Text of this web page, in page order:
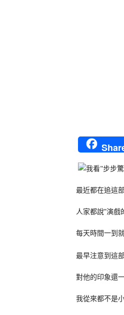
最近都在追這
人家都說”演戲
每天時間一到
最早注意到這
對他的印象還
我從來都不是